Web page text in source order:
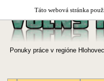
Táto webová stránka
Ponuky práce v regióne